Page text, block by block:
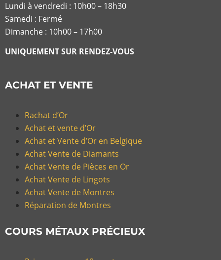
Lundi à vendredi : 10h00 – 18h30
Samedi : Fermé
Dimanche : 10h00 – 17h00
UNIQUEMENT SUR RENDEZ-VOUS
ACHAT ET VENTE
Rachat d’Or
Achat et vente d’Or
Achat et Vente d’Or en Belgique
Achat Vente de Diamants
Achat Vente de Pièces en Or
Achat Vente de Lingots
Achat Vente de Montres
Réparation de Montres
COURS MÉTAUX PRÉCIEUX